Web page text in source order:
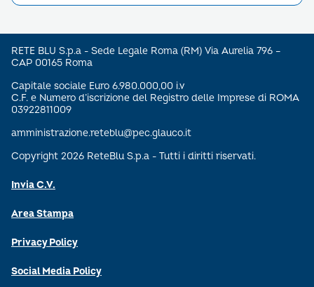
RETE BLU S.p.a - Sede Legale Roma (RM) Via Aurelia 796 –
CAP 00165 Roma
Capitale sociale Euro 6.980.000,00 i.v
C.F. e Numero d’iscrizione del Registro delle Imprese di ROMA
03922811009
amministrazione.reteblu@pec.glauco.it
Copyright 2026 ReteBlu S.p.a - Tutti i diritti riservati.
Invia C.V.
Area Stampa
Privacy Policy
Social Media Policy